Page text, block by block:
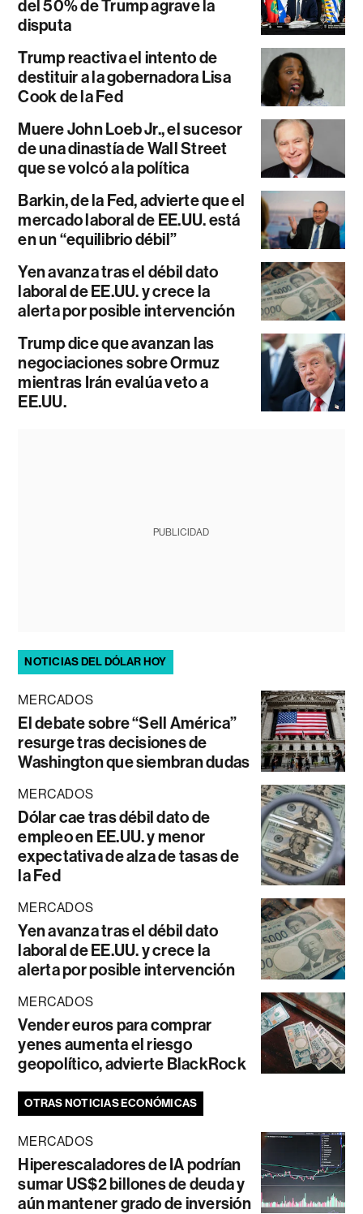
del 50% de Trump agrave la
disputa
Trump reactiva el intento de
destituir a la gobernadora Lisa
Cook de la Fed
Muere John Loeb Jr., el sucesor
de una dinastía de Wall Street
que se volcó a la política
Barkin, de la Fed, advierte que el
mercado laboral de EE.UU. está
en un “equilibrio débil”
Yen avanza tras el débil dato
laboral de EE.UU. y crece la
alerta por posible intervención
Trump dice que avanzan las
negociaciones sobre Ormuz
mientras Irán evalúa veto a
EE.UU.
PUBLICIDAD
NOTICIAS DEL DÓLAR HOY
MERCADOS
El debate sobre “Sell América”
resurge tras decisiones de
Washington que siembran dudas
MERCADOS
Dólar cae tras débil dato de
empleo en EE.UU. y menor
expectativa de alza de tasas de
la Fed
MERCADOS
Yen avanza tras el débil dato
laboral de EE.UU. y crece la
alerta por posible intervención
MERCADOS
Vender euros para comprar
yenes aumenta el riesgo
geopolítico, advierte BlackRock
OTRAS NOTICIAS ECONÓMICAS
MERCADOS
Hiperescaladores de IA podrían
sumar US$2 billones de deuda y
aún mantener grado de inversión